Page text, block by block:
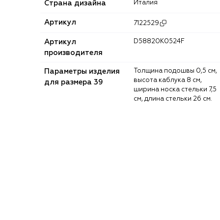
Страна дизайна Италия
Артикул 7122529
Артикул
производителя
D58820K0524F
Параметры изделия
для размера 39
высота каблука 8 см,
ширина носка стельки 7,5
см, длина стельки 26 см.